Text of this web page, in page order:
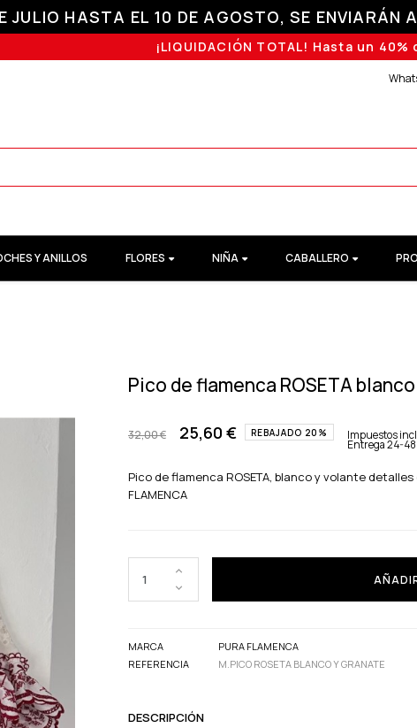
JULIO HASTA EL 10 DE AGOSTO, SE ENVIARÁN
¡LIQUIDACIÓN TOTAL! Hasta un
Y ANILLOS FLORES NIÑA CABALLERO
Pico de flamenca ROSETA
32,00 € 25,60 € REBAJADO 20% Impuestos
Entrega 24-
Pico de flamenca ROSETA, blanco y volante
FLAMENCA
MARCA
PURA FLAMENCA
REFERENCIA
M.PICO ROSETA BLANCO Y GRANATE
DESCRIPCIÓN